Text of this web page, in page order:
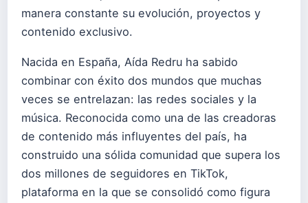
manera constante su evolución, proyectos y
contenido exclusivo.
Nacida en España, Aída Redru ha sabido
combinar con éxito dos mundos que muchas
veces se entrelazan: las redes sociales y la
música. Reconocida como una de las creadoras
de contenido más influyentes del país, ha
construido una sólida comunidad que supera los
dos millones de seguidores en TikTok,
plataforma en la que se consolidó como figura